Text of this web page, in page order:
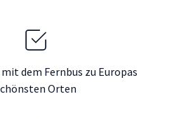
dem Fernbus zu Europas
Orten